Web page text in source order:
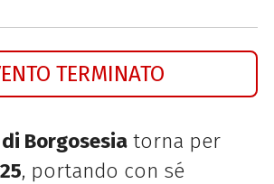
TERMINATO
Borgosesiatorna per
, portando con sé